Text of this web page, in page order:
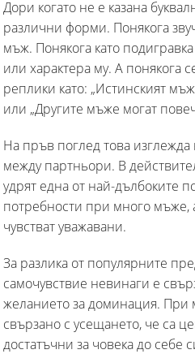
Дори когато не е казана
различни форми. Понякога
мъж. Понякога като
или характера му. А понякога
реплики като: „Истинският
или „Другите мъже могат
На пръв поглед това изглежда
между партньори. В
удрят една от най-дълбоките
потребности при много мъже,
чувстват уважавани.
За разлика от популярните
самочувствие невинаги е
желанието за доминация. При
свързано с усещането, че са
достатъчни за човека до себе